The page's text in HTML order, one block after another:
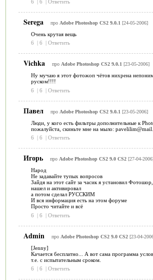
6
| 6 | Ответить
Serega про Adobe Photoshop CS2 9.0.1 [24-05-2006]
Очень крутая вещь
6
| 6 | Ответить
Vichka про Adobe Photoshop CS2 9.0.1 [23-05-2006]
Ну мучаю я этот фотожоп чётов нихрена
руском!!!!
6
| 6 | Ответить
Павел про Adobe Photoshop CS2 9.0.1 [23-05-2006]
Люди, у кого есть фильтры дополнительные к
пожалуйста, скиньте мне на мыло:
6
| 6 | Ответить
Игорь про Adobe Photoshop CS2 9.0 CS2[27-04-
Народ
Не задавайте тупых вопросов
Зайдя на этот сайт за часик я установил
нашел и активировал
а потом сделал РУССКИМ
И вся информация есть на этом форуме
Просто читайте и всё
6
| 6 | Ответить
Admin про Adobe Photoshop CS2 9.0 CS2[23-04-
[Jenny]
Качается бесплатно... А вот сама программа
т.е. с испытательным сроком.
6
| 6 | Ответить